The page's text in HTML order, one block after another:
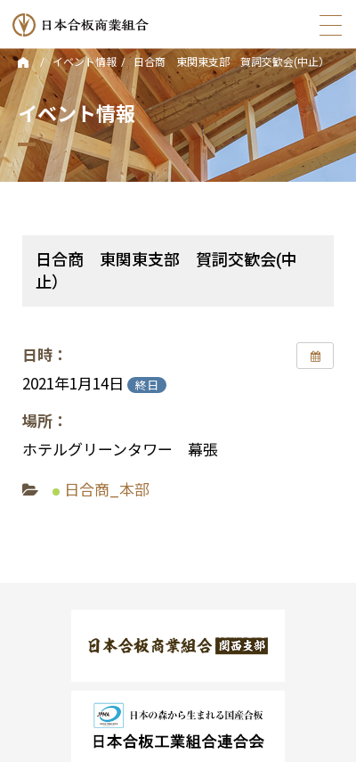
トップ
日本合板商業組合とは
組合員・会員について
トピックス
お役立ちコンテンツ
お問い合わせ
組合員・会員専用ページ
イベント情報 日合商 東関東支部 賀詞交歓会(中止）
イベント情報
日合商 東関東支部 賀詞交歓会(中
止）
日時：
2021年1月14日
終日
場所：
ホテルグリーンタワー 幕張
日合商_本部